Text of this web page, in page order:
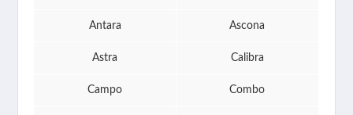
Antara Ascona
Astra Calibra
Campo Combo